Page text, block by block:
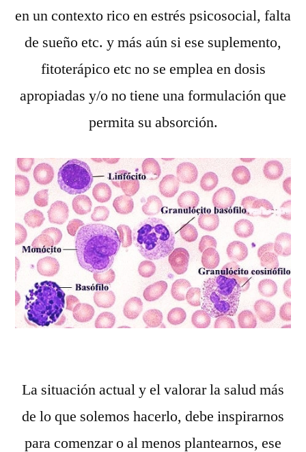
en un contexto rico en estrés psicosocial, falta
de sueño etc. y más aún si ese suplemento,
fitoterápico etc no se emplea en dosis
apropiadas y/o no tiene una formulación que
permita su absorción.
La situación actual y el valorar la salud más
de lo que solemos hacerlo, debe inspirarnos
para comenzar o al menos plantearnos, ese